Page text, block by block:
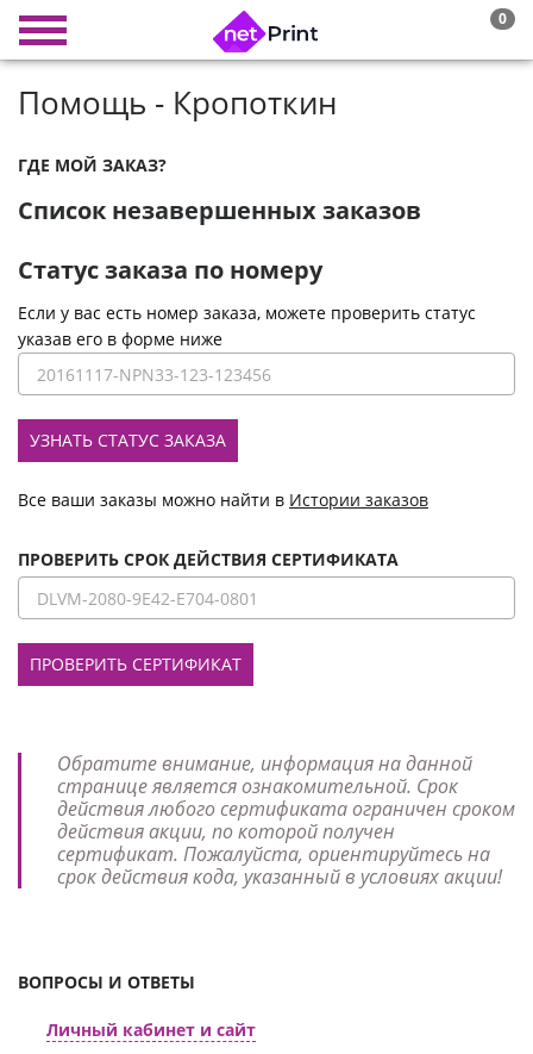
0
Помощь - Кропоткин
ГДЕ МОЙ ЗАКАЗ?
Список незавершенных заказов
Статус заказа по номеру
Если у вас есть номер заказа, можете проверить статус
указав его в форме ниже
УЗНАТЬ СТАТУС ЗАКАЗА
Все ваши заказы можно найти в Истории заказов
ПРОВЕРИТЬ СРОК ДЕЙСТВИЯ СЕРТИФИКАТА
ПРОВЕРИТЬ СЕРТИФИКАТ
Обратите внимание, информация на данной
странице является ознакомительной. Срок
действия любого сертификата ограничен сроком
действия акции, по которой получен
сертификат. Пожалуйста, ориентируйтесь на
срок действия кода, указанный в условиях акции!
ВОПРОСЫ И ОТВЕТЫ
Личный кабинет и сайт